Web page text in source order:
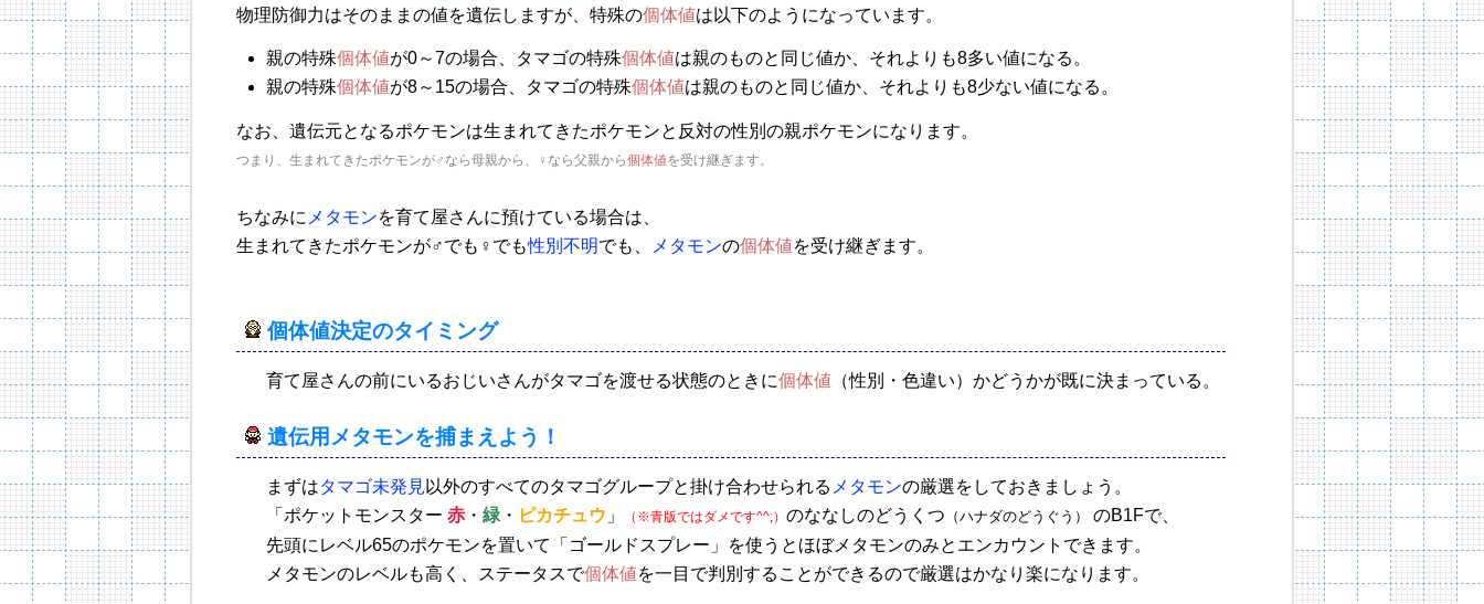
物理防御力はそのままの値を遺伝しますが、特殊の個体値は以下のようになっています。
親の特殊個体値が0～7の場合、タマゴの特殊個体値は親のものと同じ値か、それよりも8多い値になる。
親の特殊個体値が8～15の場合、タマゴの特殊個体値は親のものと同じ値か、それよりも8少ない値になる。
なお、遺伝元となるポケモンは生まれてきたポケモンと反対の性別の親ポケモンになります。
つまり、生まれてきたポケモンが♂なら母親から、♀なら父親から個体値を受け継ぎます。
ちなみに メタモンを育て屋さんに預けている場合は、
生まれてきたポケモンが♂でも♀でも性別不明でも、 メタモンの個体値を受け継ぎます。
個体値決定のタイミング
育て屋さんの前にいるおじいさんがタマゴを渡せる状態のときに個体値 （性別・色違い）かどうかが既に決まっている。
遺伝用メタモンを捕まえよう！
まずはタマゴ未発見 以外のすべてのタマゴグループと掛け合わせられる メタモンの厳選をしておきましょう。
「ポケットモンスター 赤・ 緑・ ピカチュウ 」 （※青版ではダメです^^;） のななしのどうくつ （ハナダのどうぐう）
のB1Fで、
先頭にレベル65のポケモンを置いて「ゴールドスプレー」を使うとほぼメタモンのみとエンカウントできます。
メタモンのレベルも高く、ステータスで個体値を一目で判別することができるので厳選はかなり楽になります。